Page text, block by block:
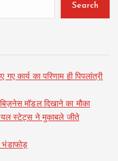
Search
कार्य का परिणाम ही पिपलांत्री
मॉडल दिखाने का मौका
स्टेट्स ने मुकाबले जीते
भंडाफोड़